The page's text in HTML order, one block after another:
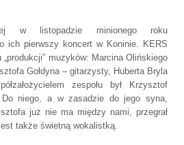
w listopadzie minionego roku
ich pierwszy koncert w Koninie. KERS
muzyków: Marcina Olińskiego
Gołdyna – gitarzysty, Huberta Bryla
zespołu był Krzysztof
Do niego, a w zasadzie do jego syna,
już nie ma między nami, przegrał
także świetną wokalistką.